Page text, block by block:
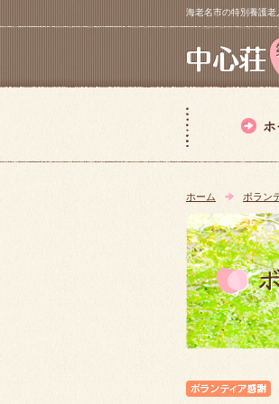
海老名市の特別養護
ホーム ボラン